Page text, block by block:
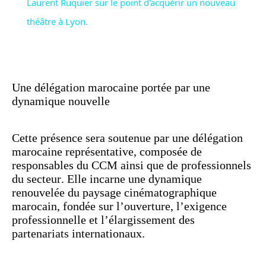
V
d
e
o
théâtre à Lyon.
Une délégation marocaine portée par une
dynamique nouvelle
Cette présence sera soutenue par une délégation
marocaine représentative, composée de
responsables du CCM ainsi que de professionnels
du secteur. Elle incarne une dynamique
renouvelée du paysage cinématographique
marocain, fondée sur l’ouverture, l’exigence
professionnelle et l’élargissement des
partenariats internationaux.